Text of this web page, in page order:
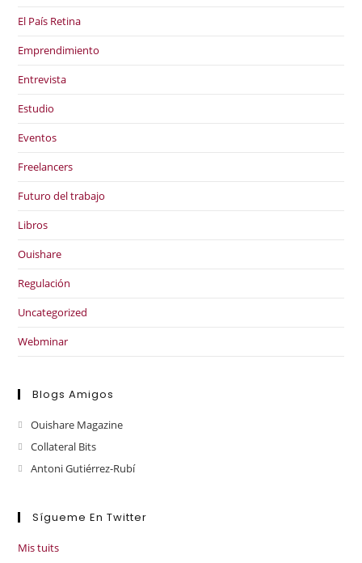
El País Retina
Emprendimiento
Entrevista
Estudio
Eventos
Freelancers
Futuro del trabajo
Libros
Ouishare
Regulación
Uncategorized
Webminar
Blogs Amigos
Ouishare Magazine
Collateral Bits
Antoni Gutiérrez-Rubí
Sígueme En Twitter
Mis tuits